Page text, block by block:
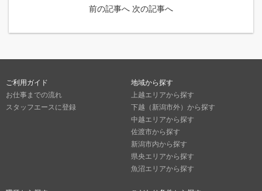
前の記事へ 次の記事へ
ご利用ガイド
お仕事までの流れ
スタッフエースに登録
地域から探す
上越エリアから探す
下越（新潟市外）から探す
中越エリアから探す
佐渡市から探す
新潟市内から探す
県央エリアから探す
魚沼エリアから探す